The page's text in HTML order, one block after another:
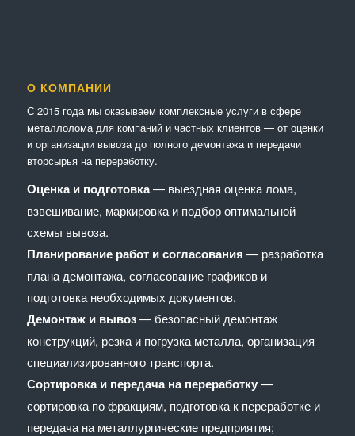
О КОМПАНИИ
С 2015 года мы оказываем комплексные услуги в сфере
металлолома для компаний и частных клиентов — от оценки
и организации вывоза до полного демонтажа и передачи
вторсырья на переработку.
Оценка и подготовка— выездная оценка лома,
взвешивание, маркировка и подбор оптимальной
схемы вывоза.
Планирование работ и согласования — разработка
плана демонтажа, согласование графиков и
подготовка необходимых документов.
Демонтаж и вывоз— безопасный демонтаж
конструкций, резка и погрузка металла, организация
специализированного транспорта.
Сортировка и передача на переработку—
сортировка по фракциям, подготовка к переработке и
передача на металлургические предприятия;